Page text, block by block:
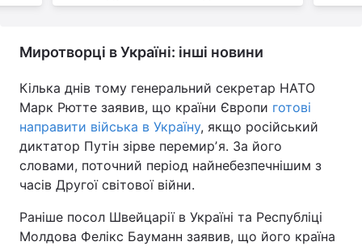
Миротворці в Україні: інші новини
Кілька днів тому генеральний секретар НАТО
Марк Рютте заявив, що країни Європи готові
направити війська в Україну, якщо російський
диктатор Путін зірве перемирʼя. За його
словами, поточний період найнебезпечнішим з
часів Другої світової війни.
Раніше посол Швейцарії в Україні та Республіці
Молдова Фелікс Бауманн заявив, що його країна